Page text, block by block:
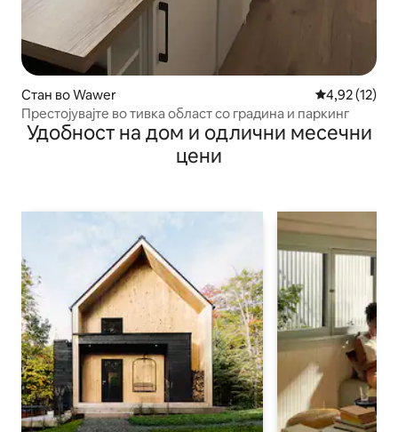
Стан во Wawer Просечна
4,92 (12)
Престојувајте во тивка област со градина и паркинг
Удобност на дом и одлични месечни
цени